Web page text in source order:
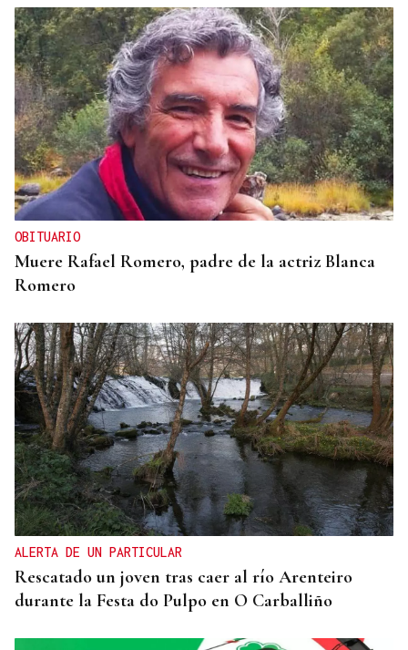
SUSTITUTO DEL OURENSANO
Vázquez Alvite, nuevo presidente del Comité
Técnico en Galicia
OBITUARIO
Muere Rafael Romero, padre de la actriz Blanca
Romero
ALERTA DE UN PARTICULAR
Rescatado un joven tras caer al río Arenteiro
durante la Festa do Pulpo en O Carballiño